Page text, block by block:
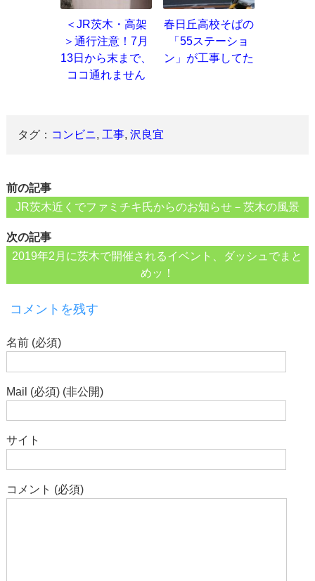
＜JR茨木・高架
＞通行注意！7月
13日から末まで、
ココ通れません
春日丘高校そばの
「55ステーショ
ン」が工事してた
タグ： コンビニ, 工事,沢良宜
前の記事
JR茨木近くでファミチキ氏からのお知らせ－茨木の風景
次の記事
2019年2月に茨木で開催されるイベント、ダッシュでまと
めッ！
コメントを残す
名前 (必須)
Mail (必須) (非公開)
サイト
コメント (必須)